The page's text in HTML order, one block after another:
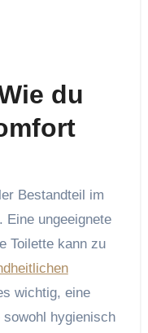
du
Eine ungeeignete
Toilette kann zu
wichtig, eine
hygienisch